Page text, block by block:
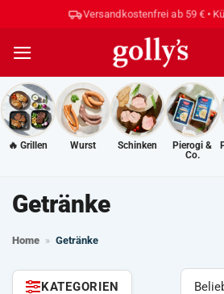
springen
Hohe Kundenzufriedenheit
🔥 Grillen Wurst Schinken
Pierogi &
Co.
Getränke
Home » Getränke
KATEGORIEN